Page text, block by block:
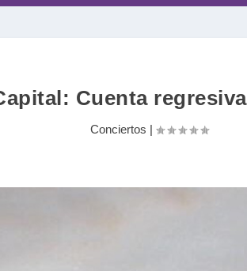
Cuenta
Conciertos